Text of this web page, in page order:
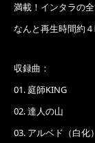
満載！インタラの
なんと再生時間約
収録曲：
01. 庭師KING
02. 達人の山
03. アルベド（白化）